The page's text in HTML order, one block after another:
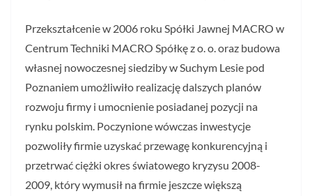
Przekształcenie w 2006 roku Spółki Jawnej MACRO w
Centrum Techniki MACRO Spółkę z o. o. oraz budowa
własnej nowoczesnej siedziby w Suchym Lesie pod
Poznaniem umożliwiło realizację dalszych planów
rozwoju firmy i umocnienie posiadanej pozycji na
rynku polskim. Poczynione wówczas inwestycje
pozwoliły firmie uzyskać przewagę konkurencyjną i
przetrwać ciężki okres światowego kryzysu 2008-
2009, który wymusił na firmie jeszcze większą